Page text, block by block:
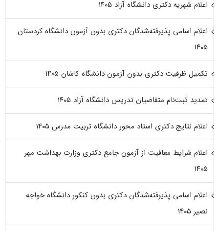
اعلام شهریه دکتری دانشگاه آزاد ۱۴۰۵
اعلام اسامی پذیرفته‌شدگان دکتری بدون آزمون دانشگاه کردستان
۱۴۰۵
تکمیل ظرفیت دکتری بدون آزمون دانشگاه کاشان ۱۴۰۵
تمدید ثبت‌نام متقاضیان تدریس دانشگاه آزاد ۱۴۰۵
اعلام نتایج دکتری استاد محور دانشگاه تربیت مدرس ۱۴۰۵
اعلام شرایط معافیت از آزمون جامع دکتری وزارت بهداشت مهر
۱۴۰۵
اعلام اسامی پذیرفته‌شدگان دکتری بدون کنکور دانشگاه خواجه
نصیر ۱۴۰۵